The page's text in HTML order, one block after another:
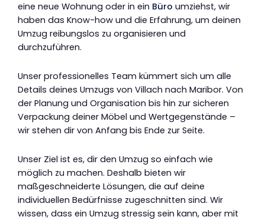
eine neue Wohnung oder in ein Büro umziehst, wir
haben das Know-how und die Erfahrung, um deinen
Umzug reibungslos zu organisieren und
durchzuführen.
Unser professionelles Team kümmert sich um alle
Details deines Umzugs von Villach nach Maribor. Von
der Planung und Organisation bis hin zur sicheren
Verpackung deiner Möbel und Wertgegenstände –
wir stehen dir von Anfang bis Ende zur Seite.
Unser Ziel ist es, dir den Umzug so einfach wie
möglich zu machen. Deshalb bieten wir
maßgeschneiderte Lösungen, die auf deine
individuellen Bedürfnisse zugeschnitten sind. Wir
wissen, dass ein Umzug stressig sein kann, aber mit